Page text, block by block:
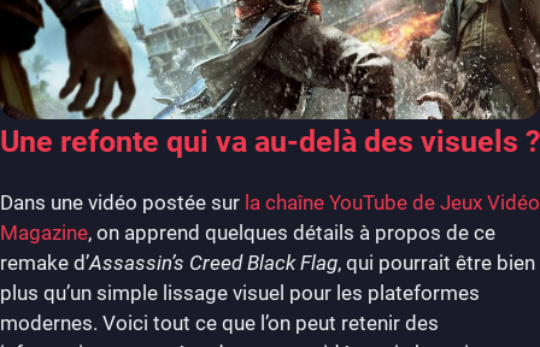
Une refonte qui va au-delà des visuels ?
Dans une vidéo postée sur la chaîne YouTube de Jeux Vidéo
Magazine, on apprend quelques détails à propos de ce
remake d’Assassin’s Creed Black Flag, qui pourrait être bien
plus qu’un simple lissage visuel pour les plateformes
modernes. Voici tout ce que l’on peut retenir des